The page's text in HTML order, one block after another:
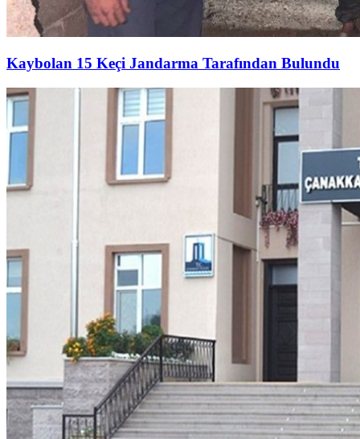
Kaybolan 15 Keçi Jandarma Tarafından Bulundu